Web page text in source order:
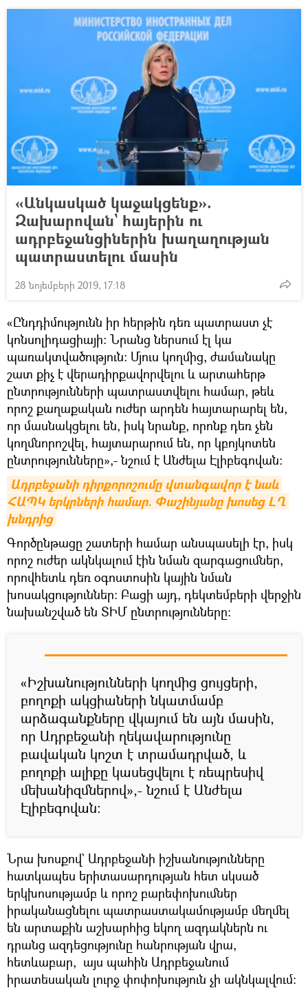
«Անկասկած կաջակցենք».
Զախարովան` հայերին ու
ադրբեջանցիներին խաղաղության
պատրաստելու մասին
28 նոյեմբերի 2019, 17:18
«Ընդդիմությունն իր հերթին դեռ պատրաստ չէ
կոնսոլիդացիայի: Նրանց ներսում էլ կա
պառակտվածություն: Մյուս կողմից, ժամանակը
շատ քիչ է վերադիրքավորվելու և արտահերթ
ընտրությունների պատրաստվելու համար, թեև
որոշ քաղաքական ուժեր արդեն հայտարարել են,
որ մասնակցելու են, իսկ նրանք, որոնք դեռ չեն
կողմնորոշվել, հայտարարում են, որ կբոյկոտեն
ընտրությունները»,- նշում է Անժելա Էլիբեգովան:
Ադրբեջանի դիրքորոշումը վտանգավոր է նաև
ՀԱՊԿ երկրների համար. Փաշինյանը խոսեց ԼՂ
խնդրից
Գործընթացը շատերի համար անսպասելի էր, իսկ
որոշ ուժեր ակնկալում էին նման զարգացումներ,
որովհետև դեռ օգոստոսին կային նման
խոսակցություններ: Բացի այդ, դեկտեմբերի վերջին
նախանշված են ՏԻՄ ընտրությունները:
«Իշխանությունների կողմից ցույցերի,
բողոքի ակցիաների նկատմամբ
արձագանքները վկայում են այն մասին,
որ Ադրբեջանի ղեկավարությունը
բավական կոշտ է տրամադրված, և
բողոքի ալիքը կասեցվելու է ռեպրեսիվ
մեխանիզմներով»,- նշում է Անժելա
Էլիբեգովան:
Նրա խոսքով` Ադրբեջանի իշխանությունները
հատկապես երիտասարդության հետ սկսած
երկխոսությամբ և որոշ բարեփոխումներ
իրականացնելու պատրաստակամությամբ մեղմել
են արտաքին աշխարհից եկող ազդակներն ու
դրանց ազդեցությունը հանրության վրա,
հետևաբար, այս պահին Ադրբեջանում
իրատեսական լուրջ փոփոխություն չի ակնկալվում: